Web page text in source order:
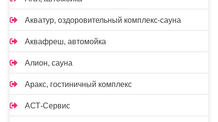
Акватур, оздоровительный комплекс-сауна
Аквафреш, автомойка
Алион, сауна
Аракс, гостиничный комплекс
АСТ-Сервис